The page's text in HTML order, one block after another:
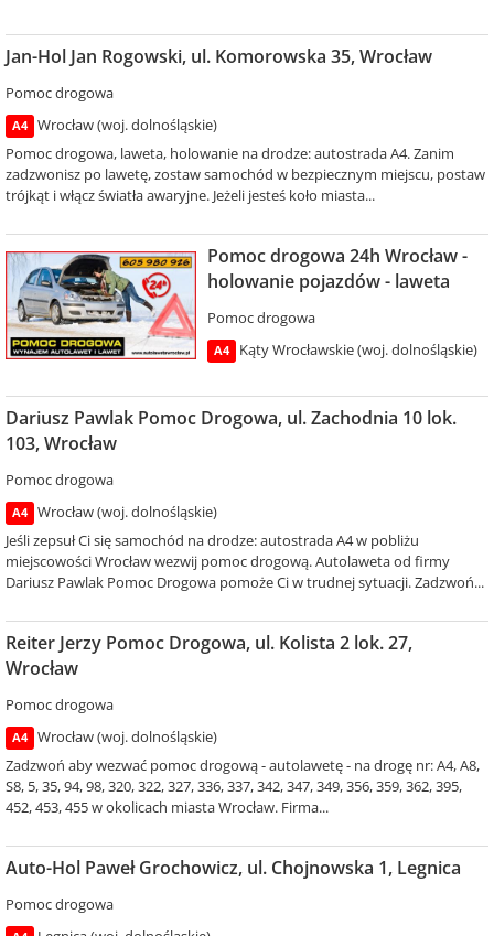
Jan-Hol Jan Rogowski, ul. Komorowska 35, Wrocław
Pomoc drogowa
A4
Wrocław (woj. dolnośląskie)
Pomoc drogowa, laweta, holowanie na drodze: autostrada A4. Zanim
zadzwonisz po lawetę, zostaw samochód w bezpiecznym miejscu, postaw
trójkąt i włącz światła awaryjne. Jeżeli jesteś koło miasta...
Pomoc drogowa 24h Wrocław -
holowanie pojazdów - laweta
Pomoc drogowa
A4 Kąty Wrocławskie (woj. dolnośląskie)
Dariusz Pawlak Pomoc Drogowa, ul. Zachodnia 10 lok.
103, Wrocław
Pomoc drogowa
A4
Wrocław (woj. dolnośląskie)
Jeśli zepsuł Ci się samochód na drodze: autostrada A4 w pobliżu
miejscowości Wrocław wezwij pomoc drogową. Autolaweta od firmy
Dariusz Pawlak Pomoc Drogowa pomoże Ci w trudnej sytuacji. Zadzwoń...
Reiter Jerzy Pomoc Drogowa, ul. Kolista 2 lok. 27,
Wrocław
Pomoc drogowa
A4
Wrocław (woj. dolnośląskie)
Zadzwoń aby wezwać pomoc drogową - autolawetę - na drogę nr: A4, A8,
S8, 5, 35, 94, 98, 320, 322, 327, 336, 337, 342, 347, 349, 356, 359, 362, 395,
452, 453, 455 w okolicach miasta Wrocław. Firma...
Auto-Hol Paweł Grochowicz, ul. Chojnowska 1, Legnica
Pomoc drogowa